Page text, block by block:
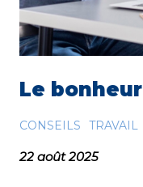
Le
CONSEILS TRAVAIL
22 août 2025